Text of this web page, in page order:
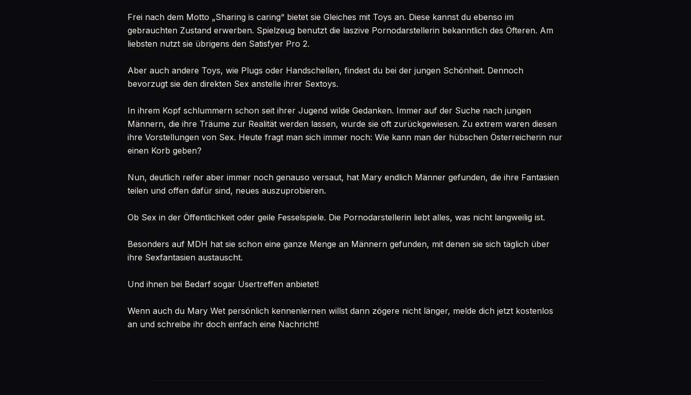
Frei nach dem Motto „Sharing is caring“ bietet sie Gleiches mit Toys an. Diese kannst du ebenso im
gebrauchten Zustand erwerben. Spielzeug benutzt die laszive Pornodarstellerin bekanntlich des Öfteren. Am
liebsten nutzt sie übrigens den Satisfyer Pro 2.
Aber auch andere Toys, wie Plugs oder Handschellen, findest du bei der jungen Schönheit. Dennoch
bevorzugt sie den direkten Sex anstelle ihrer Sextoys.
In ihrem Kopf schlummern schon seit ihrer Jugend wilde Gedanken. Immer auf der Suche nach jungen
Männern, die ihre Träume zur Realität werden lassen, wurde sie oft zurückgewiesen. Zu extrem waren diesen
ihre Vorstellungen von Sex. Heute fragt man sich immer noch: Wie kann man der hübschen Österreicherin nur
einen Korb geben?
Nun, deutlich reifer aber immer noch genauso versaut, hat Mary endlich Männer gefunden, die ihre Fantasien
teilen und offen dafür sind, neues auszuprobieren.
Ob Sex in der Öffentlichkeit oder geile Fesselspiele. Die Pornodarstellerin liebt alles, was nicht langweilig ist.
Besonders auf MDH hat sie schon eine ganze Menge an Männern gefunden, mit denen sie sich täglich über
ihre Sexfantasien austauscht.
Und ihnen bei Bedarf sogar Usertreffen anbietet!
Wenn auch du Mary Wet persönlich kennenlernen willst dann zögere nicht länger, melde dich jetzt kostenlos
an und schreibe ihr doch einfach eine Nachricht!